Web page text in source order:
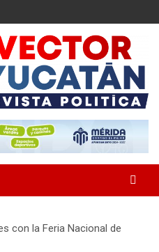
con la Feria Nacional de